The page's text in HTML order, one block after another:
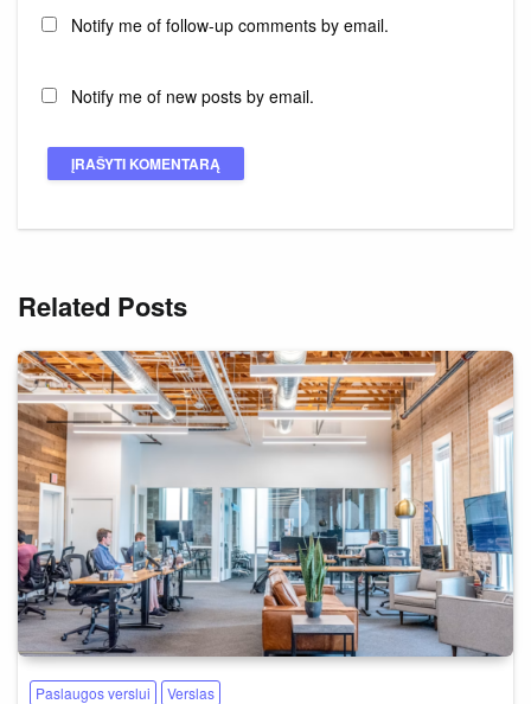
Notify me of follow-up comments by email.
Notify me of new posts by email.
Related Posts
Paslaugos verslui Verslas